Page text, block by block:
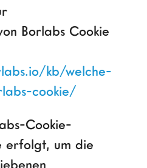
Borlabs Cookie
kb/welche-
cookie/
Cookie-
erfolgt, um die